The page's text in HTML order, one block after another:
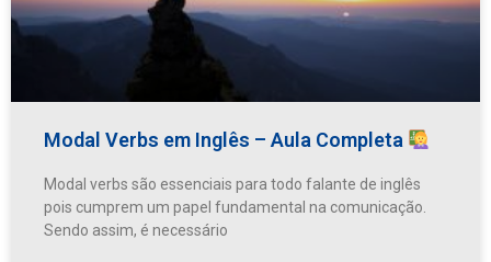
Modal Verbs em Inglês – Aula Completa
Modal verbs são essenciais para todo falante de inglês
pois cumprem um papel fundamental na comunicação.
Sendo assim, é necessário